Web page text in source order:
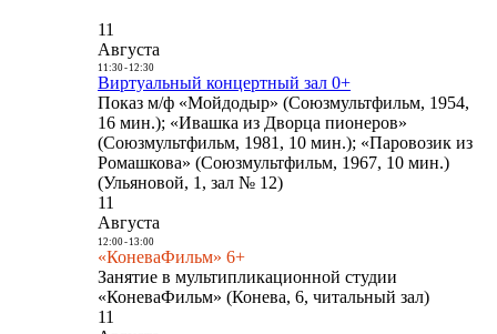
11
Августа
11:30- 12:30
Виртуальный концертный зал 0+
Показ м/ф «Мойдодыр» (Союзмультфильм, 1954,
16 мин.); «Ивашка из Дворца пионеров»
(Союзмультфильм, 1981, 10 мин.); «Паровозик из
Ромашкова» (Союзмультфильм, 1967, 10 мин.)
(Ульяновой, 1, зал № 12)
11
Августа
12:00- 13:00
«КоневаФильм» 6+
Занятие в мультипликационной студии
«КоневаФильм» (Конева, 6, читальный зал)
11